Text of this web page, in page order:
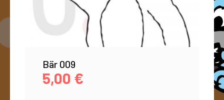
Bär 009
5,00 €